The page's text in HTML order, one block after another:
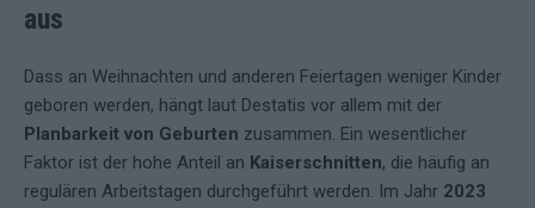
aus
Dass an Weihnachten und anderen Feiertagen weniger Kinder
geboren werden, hängt laut Destatis vor allem mit der
Planbarkeit von Geburten zusammen. Ein wesentlicher
Faktor ist der hohe Anteil an Kaiserschnitten, die häufig an
regulären Arbeitstagen durchgeführt werden. Im Jahr 2023